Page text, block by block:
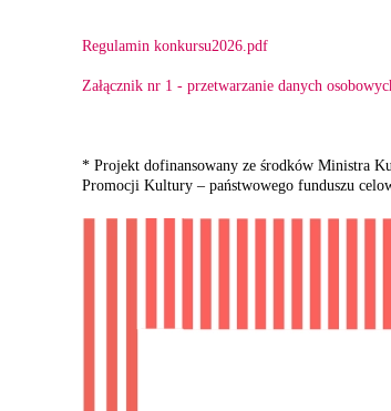
Regulamin konkursu2026.pdf
Załącznik nr 1 - przetwarzanie danych
* Projekt dofinansowany ze środków Ministra
Promocji Kultury – państwowego funduszu